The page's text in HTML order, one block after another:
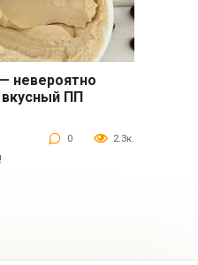
невероятно
ПП
0 2.3к.